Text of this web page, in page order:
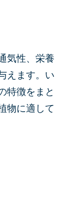
気性、栄養
えます。い
特徴をまと
物に適して